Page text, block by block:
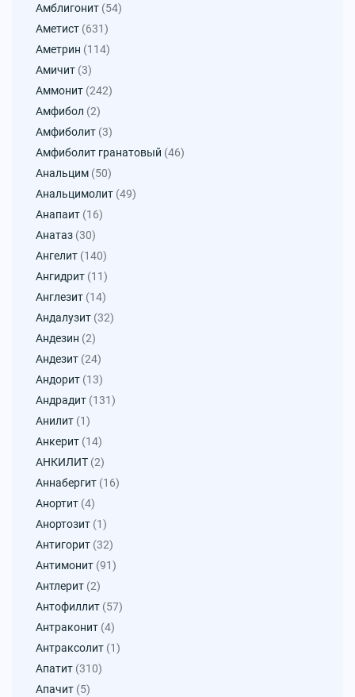
Амблигонит (54)
Аметист (631)
Аметрин (114)
Амичит (3)
Аммонит (242)
Амфибол (2)
Амфиболит (3)
Амфиболит гранатовый (46)
Анальцим (50)
Анальцимолит (49)
Анапаит (16)
Анатаз (30)
Ангелит (140)
Ангидрит (11)
Англезит (14)
Андалузит (32)
Андезин (2)
Андезит (24)
Андорит (13)
Андрадит (131)
Анилит (1)
Анкерит (14)
АНКИЛИТ (2)
Аннабергит (16)
Анортит (4)
Анортозит (1)
Антигорит (32)
Антимонит (91)
Антлерит (2)
Антофиллит (57)
Антраконит (4)
Антраксолит (1)
Апатит (310)
Апачит (5)